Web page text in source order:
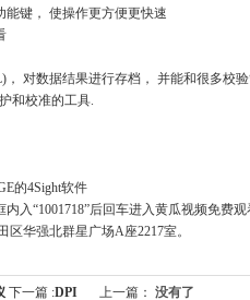
， 使操作更方便更快速
对数据结果进行存档， 并能和很多
和校准的工具.
的4Sight软件
内入“1001718”后回车进入黄瓜视频免费观
华强北群星广场A座2217室。
上一篇： 没有了
下一篇 :DPI